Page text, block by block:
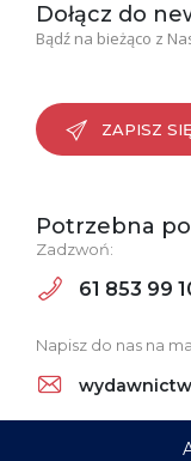
Dołącz do
Bądź na bieżąco z
ZAPISZ SIĘ
Potrzebna
Zadzwoń:
61 853 99
Napisz do nas na